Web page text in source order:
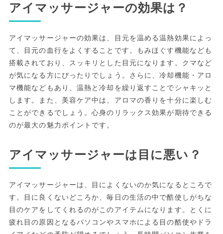
アイマッサージャーの効果は？
アイマッサージャーの効果は、目元を温める温熱効果によっ
て、目元の血行をよくすることです。もみほぐす機能なども
搭載されており、スッキリとした目元になります。クマなど
が気になる方にぴったりでしょう。さらに、冷却機能・アロ
マ機能などもあり、温熱と冷却を繰り返すことでシャキッと
します。また、美容ケア中は、アロマの香りを十分に楽しむ
ことができるでしょう。心身のリラックス効果が期待できる
のが最大の魅力ポイントです。
アイマッサージャーは目に悪い？
アイマッサージャーは、目によくないのか気になるところで
す。目に良くないどころか、毎日の生活の中で酷使しがちな
目のケアをしてくれるのがこのアイテムになります。とくに
疲れ目の原因となるパソコンやスマホによる目の酷使やドラ